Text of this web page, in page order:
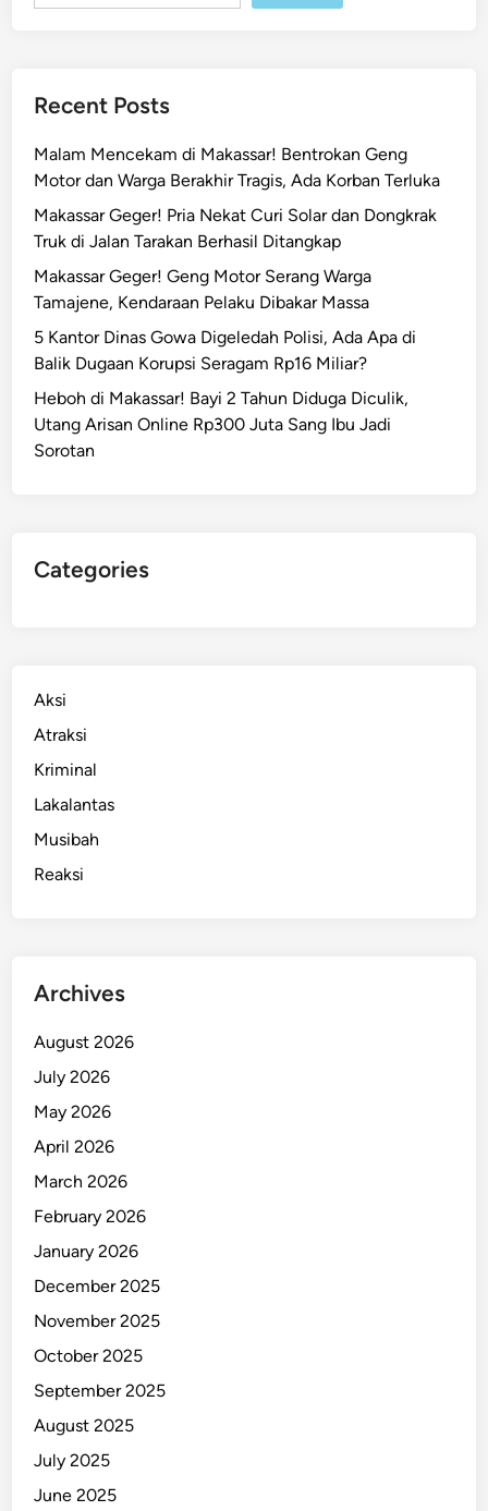
Recent Posts
Malam Mencekam di Makassar! Bentrokan Geng
Motor dan Warga Berakhir Tragis, Ada Korban Terluka
Makassar Geger! Pria Nekat Curi Solar dan Dongkrak
Truk di Jalan Tarakan Berhasil Ditangkap
Makassar Geger! Geng Motor Serang Warga
Tamajene, Kendaraan Pelaku Dibakar Massa
5 Kantor Dinas Gowa Digeledah Polisi, Ada Apa di
Balik Dugaan Korupsi Seragam Rp16 Miliar?
Heboh di Makassar! Bayi 2 Tahun Diduga Diculik,
Utang Arisan Online Rp300 Juta Sang Ibu Jadi
Sorotan
Categories
Aksi
Atraksi
Kriminal
Lakalantas
Musibah
Reaksi
Archives
August 2026
July 2026
May 2026
April 2026
March 2026
February 2026
January 2026
December 2025
November 2025
October 2025
September 2025
August 2025
July 2025
June 2025